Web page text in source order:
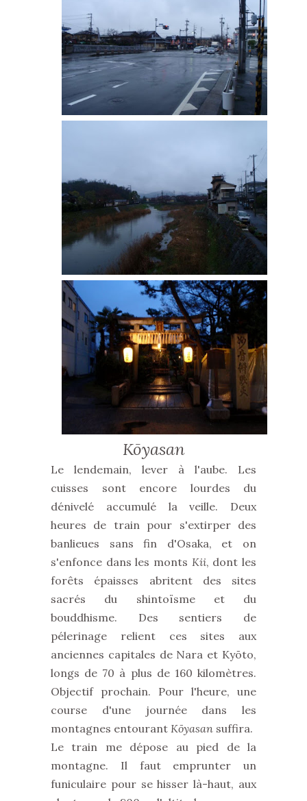
Kōyasan
Le lendemain, lever à l'aube. Les
cuisses sont encore lourdes du
dénivelé accumulé la veille. Deux
heures de train pour s'extirper des
banlieues sans fin d'Osaka, et on
s'enfonce dans les monts Kii, dont les
forêts épaisses abritent des sites
sacrés du shintoïsme et du
bouddhisme. Des sentiers de
pélerinage relient ces sites aux
anciennes capitales de Nara et Kyōto,
longs de 70 à plus de 160 kilomètres.
Objectif prochain. Pour l'heure, une
course d'une journée dans les
montagnes entourant Kōyasan suffira.
Le train me dépose au pied de la
montagne. Il faut emprunter un
funiculaire pour se hisser là-haut, aux